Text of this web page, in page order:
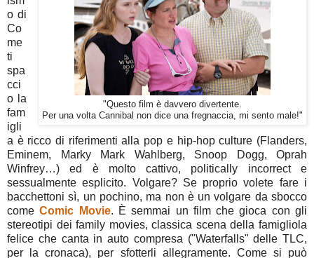
"Questo film è davvero divertente.
Per una volta Cannibal non dice una fregnaccia, mi sento male!"
o di
Co
me
ti
spa
cci
o la
fam
igli
a è ricco di riferimenti alla pop e hip-hop culture (Flanders,
Eminem, Marky Mark Wahlberg, Snoop Dogg, Oprah
Winfrey…) ed è molto cattivo, politically incorrect e
sessualmente esplicito. Volgare? Se proprio volete fare i
bacchettoni sì, un pochino, ma non è un volgare da sbocco
comeComic Movie. È semmai un film che gioca con gli
stereotipi dei family movies, classica scena della famigliola
felice che canta in auto compresa ("Waterfalls" delle TLC,
per la cronaca), per sfotterli allegramente. Come si può